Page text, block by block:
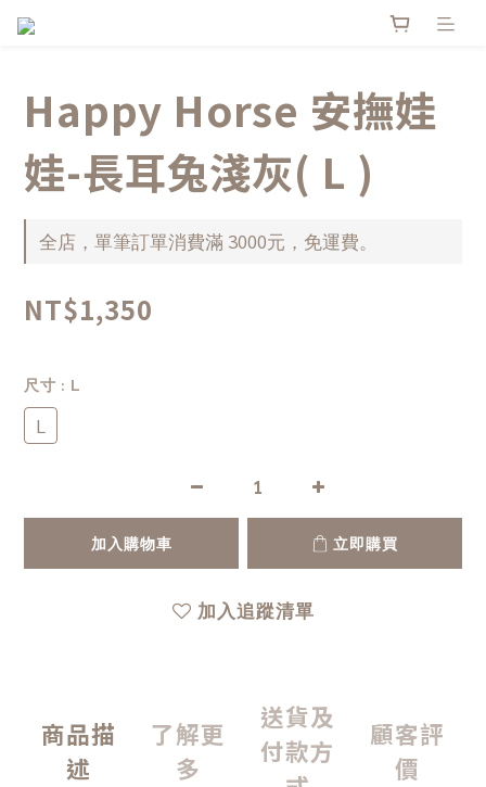
Happy Horse 安撫娃
娃-長耳兔淺灰( L )
全店，單筆訂單消費滿 3000元，免運費。
NT$1,350
尺寸 : L
L
加入購物車 立即購買
加入追蹤清單
商品描
述
了解更
多
送貨及
付款方
顧客評
價